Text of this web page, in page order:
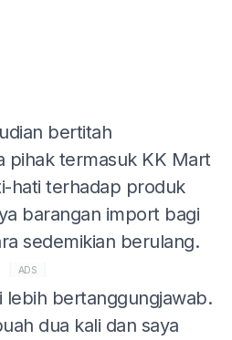
bertitah
pihak termasuk KK Mart
hati terhadap produk
barangan import bagi
sedemikian berulang.
ADS
lebih bertanggungjawab.
dua kali dan saya